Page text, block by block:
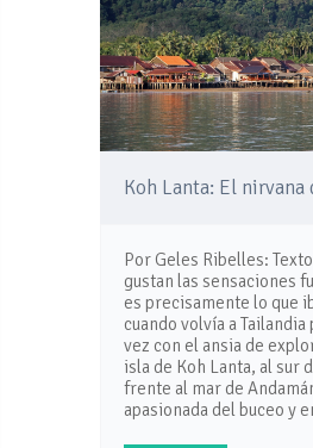
Koh Lanta: El nirvana
Por Geles Ribelles:
gustan las sensaciones
es precisamente lo que
cuando volvía a
vez con el ansia de
isla de Koh Lanta, al sur
frente al mar de
apasionada del buceo y